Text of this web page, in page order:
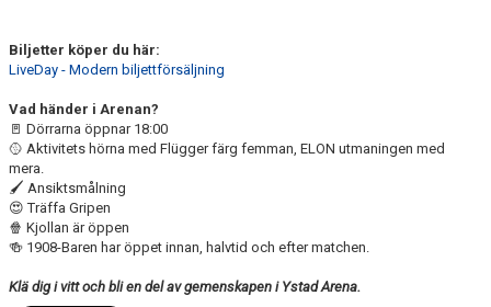
Biljetter köper du här:
LiveDay - Modern biljettförsäljning
Vad händer i Arenan?
🚪 Dörrarna öppnar 18:00
🥎 Aktivitets hörna med Flügger färg femman, ELON utmaningen med
mera.
🖌️ Ansiktsmålning
😍 Träffa Gripen
🍿 Kjollan är öppen
🍻 1908-Baren har öppet innan, halvtid och efter matchen.
Klä dig i vitt och bli en del av gemenskapen i Ystad Arena.